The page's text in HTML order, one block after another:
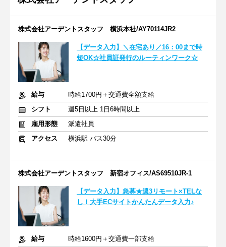
株式会社アーデントスタッフ 横浜本社/AY70114JR2
【データ入力】＼在宅あり／16：00まで時
短OK☆社員証発行のルーティンワーク☆
給与
時給1700円＋交通費全額支給
シフト
週5日以上 1日6時間以上
雇用形態
派遣社員
アクセス
横浜駅 バス30分
株式会社アーデントスタッフ 新宿オフィス/AS69510JR-1
【データ入力】急募★週3リモート×TELな
し！大手ECサイトかんたんデータ入力♪
給与 時給1600円＋交通費一部支給